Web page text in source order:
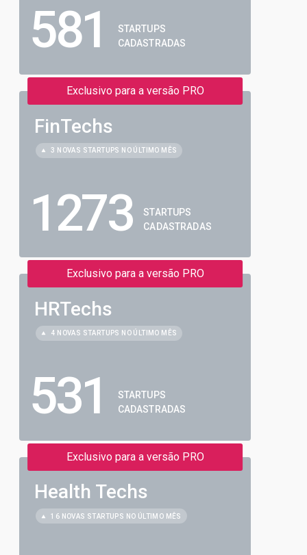
581
STARTUPS
CADASTRADAS
Exclusivo para a versão PRO
FinTechs
3 NOVAS STARTUPS NO ÚLTIMO MÊS
1273
STARTUPS
CADASTRADAS
Exclusivo para a versão PRO
HRTechs
4 NOVAS STARTUPS NO ÚLTIMO MÊS
531
STARTUPS
CADASTRADAS
Exclusivo para a versão PRO
Health Techs
16 NOVAS STARTUPS NO ÚLTIMO MÊS